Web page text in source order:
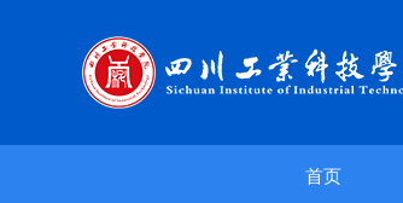
首页